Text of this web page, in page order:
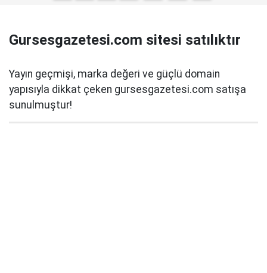
Gursesgazetesi.com sitesi satılıktır
Yayın geçmişi, marka değeri ve güçlü domain
yapısıyla dikkat çeken gursesgazetesi.com satışa
sunulmuştur!